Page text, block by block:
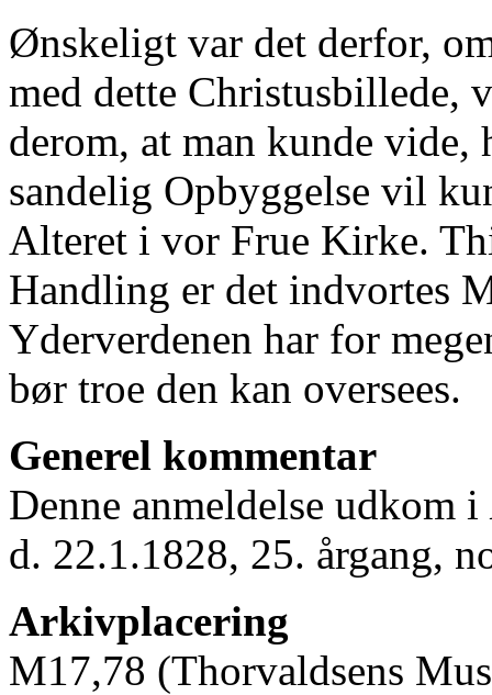
Ønskeligt var det derfor,
med dette Christusbillede,
derom, at man kunde vide,
sandelig Opbyggelse vil
Alteret i vor Frue Kirke.
Handling er det indvortes
Yderverdenen har for
bør troe den kan oversees.
Generel kommentar
Denne anmeldelse udkom i
d. 22.1.1828, 25. årgang,
Arkivplacering
M17,78 (Thorvaldsens